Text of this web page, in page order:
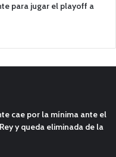
para jugar el playoff a
cae por la mínima ante el
y queda eliminada de la